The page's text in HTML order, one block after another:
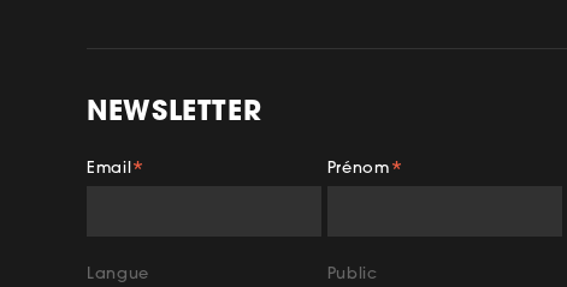
NEWSLETTER
Email * Prénom *
Langue Public